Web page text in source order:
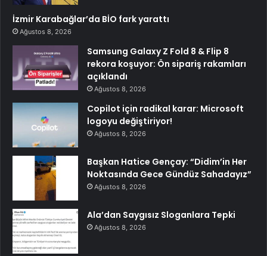
İzmir Karabağlar’da BİO fark yarattı
Ağustos 8, 2026
Samsung Galaxy Z Fold 8 & Flip 8
rekora koşuyor: Ön sipariş rakamları
açıklandı
Ağustos 8, 2026
Copilot için radikal karar: Microsoft
logoyu değiştiriyor!
Ağustos 8, 2026
Başkan Hatice Gençay: “Didim’in Her
Noktasında Gece Gündüz Sahadayız”
Ağustos 8, 2026
Ala’dan Saygısız Sloganlara Tepki
Ağustos 8, 2026